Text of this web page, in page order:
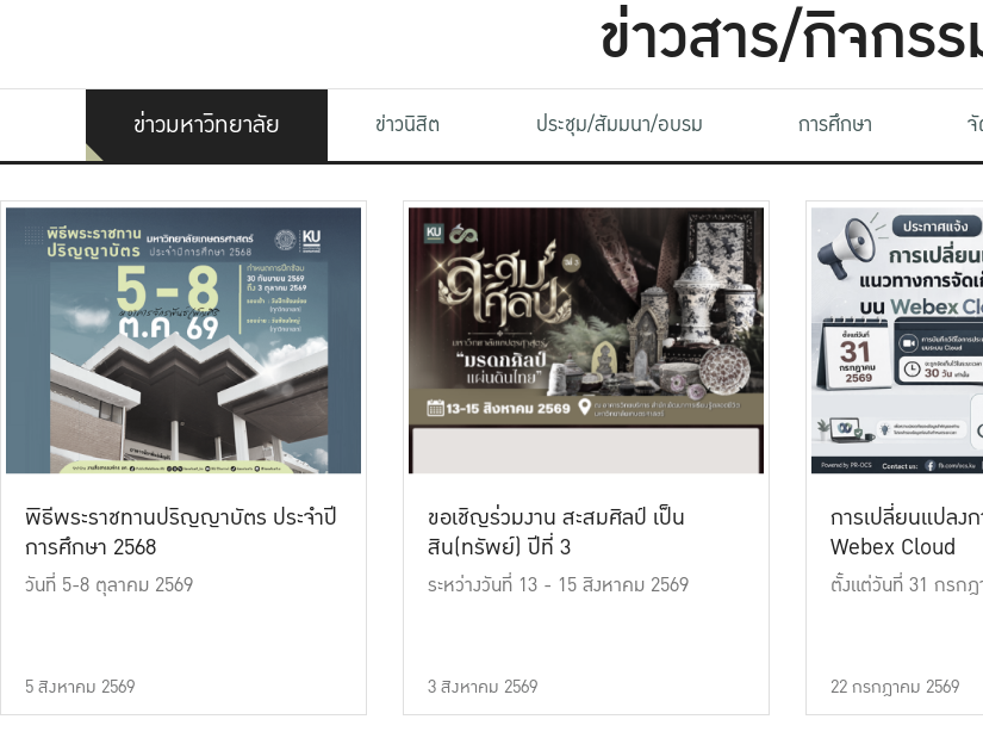
ข่าวสาร/กิจกร
ข่าวมหาวิทยาลัย ข่าวนิสิต ประชุม/สัมมนา/อบรม การศึกษา
พิธีพระราชทานปริญญาบัตร ประจำปี
การศึกษา 2568
วันที่ 5-8 ตุลาคม 2569
5 สิงหาคม 2569
ขอเชิญร่วมงาน สะสมศิลป์ เป็น
สิน(ทรัพย์) ปีที่ 3
ระหว่างวันที่ 13 - 15 สิงหาคม 2569
3 สิงหาคม 2569
การเปลี่ยนแปลง
Webex Cloud
ตั้งแต่วันที่ 31 กรก
22 กรกฎาคม 2569